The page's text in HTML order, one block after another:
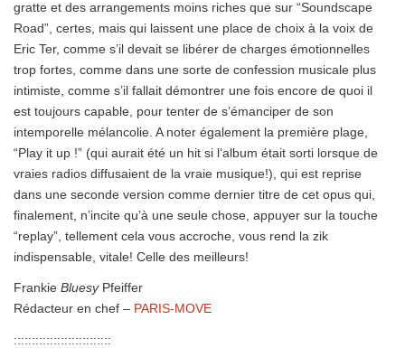
gratte et des arrangements moins riches que sur “Soundscape
Road”, certes, mais qui laissent une place de choix à la voix de
Eric Ter, comme s’il devait se libérer de charges émotionnelles
trop fortes, comme dans une sorte de confession musicale plus
intimiste, comme s’il fallait démontrer une fois encore de quoi il
est toujours capable, pour tenter de s’émanciper de son
intemporelle mélancolie. A noter également la première plage,
“Play it up !” (qui aurait été un hit si l’album était sorti lorsque de
vraies radios diffusaient de la vraie musique!), qui est reprise
dans une seconde version comme dernier titre de cet opus qui,
finalement, n’incite qu’à une seule chose, appuyer sur la touche
“replay”, tellement cela vous accroche, vous rend la zik
indispensable, vitale! Celle des meilleurs!
Frankie BluesyPfeiffer
Rédacteur en chef – PARIS-MOVE
:::::::::::::::::::::::::::